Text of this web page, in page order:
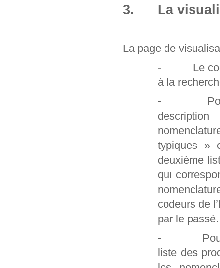
3. La
La page de
- Le code
à la
- Pour les
typiques »
deuxième
qui
codeurs de
par le passé.
- Pour les
liste des